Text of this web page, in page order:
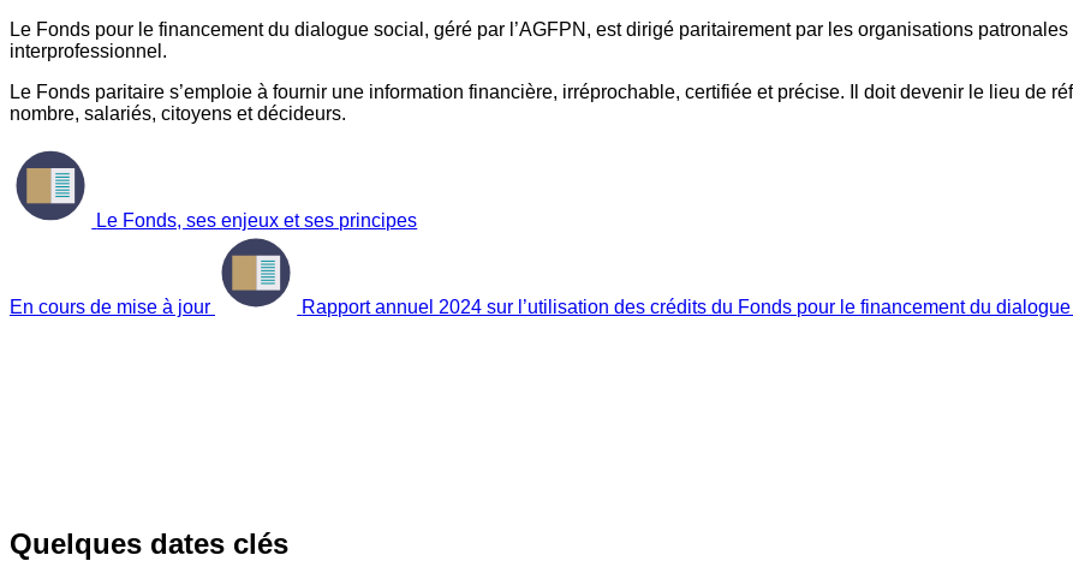
Le Fonds pour le financement du dialogue social, géré par l’AGFPN, est dirigé paritairement par les organisations
interprofessionnel.
Le Fonds paritaire s’emploie à fournir une information financière, irréprochable, certifiée et précise. Il doit devenir le lieu de
nombre, salariés, citoyens et décideurs.
Le Fonds, ses enjeux et ses principes
En cours de mise à jour Rapport annuel 2024 sur l’utilisation des crédits du Fonds pour le financement du dialogue
Quelques dates clés